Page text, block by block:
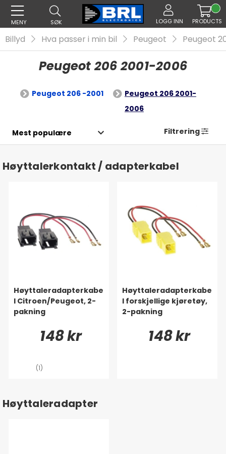
MENY SØK LOGG INN PRODUCTS
Billyd Hva passer i min bil Peugeot Peugeot
Peugeot 206 2001-2006
Peugeot 206 -2001
Peugeot 206 2001-
2006
Filtrering
Høyttalerkontakt / adapterkabel
Høyttaleradapterkabe
l Citroen/Peugeot, 2-
pakning
148 kr
(1)
Høyttaleradapterkabe
l forskjellige kjøretøy,
2-pakning
148 kr
Høyttaleradapter